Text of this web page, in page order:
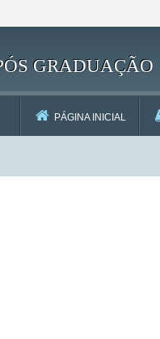
GRADUAÇÃO
PÁGINA INICIAL